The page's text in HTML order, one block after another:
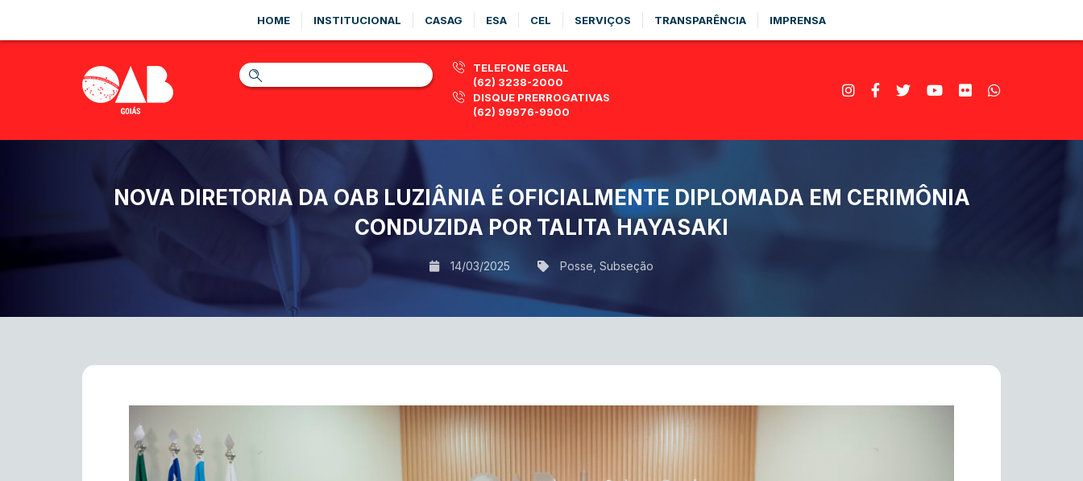
HOME INSTITUCIONAL CASAG ESA CEL SERVIÇOS TRANSPARÊNCIA IMPRENSA
TELEFONE GERAL
(62) 3238-2000
DISQUE PRERROGATIVAS
(62) 99976-9900
NOVA DIRETORIA DA OAB LUZIÂNIA É OFICIALMENTE DIPLOMADA EM CERIMÔNIA
CONDUZIDA POR TALITA HAYASAKI
14/03/2025 Posse Subseção